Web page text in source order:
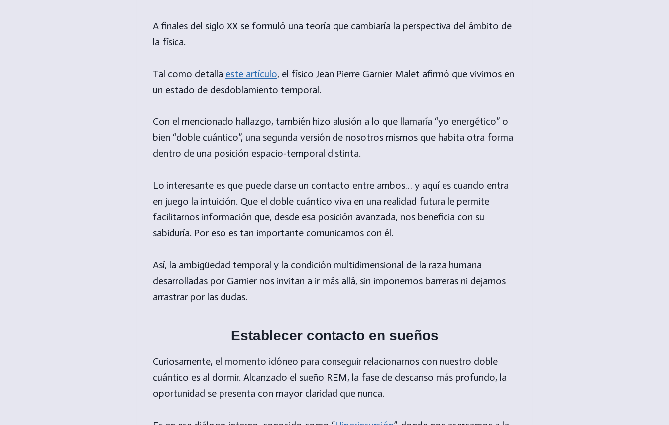
A finales del siglo XX se formuló una teoría que cambiaría la perspectiva del ámbito de
la física.
Tal como detalla este artículo, el físico Jean Pierre Garnier Malet afirmó que vivimos en
un estado de desdoblamiento temporal.
Con el mencionado hallazgo, también hizo alusión a lo que llamaría “yo energético” o
bien “doble cuántico”, una segunda versión de nosotros mismos que habita otra forma
dentro de una posición espacio-temporal distinta.
Lo interesante es que puede darse un contacto entre ambos… y aquí es cuando entra
en juego la intuición. Que el doble cuántico viva en una realidad futura le permite
facilitarnos información que, desde esa posición avanzada, nos beneficia con su
sabiduría. Por eso es tan importante comunicarnos con él.
Así, la ambigüedad temporal y la condición multidimensional de la raza humana
desarrolladas por Garnier nos invitan a ir más allá, sin imponernos barreras ni dejarnos
arrastrar por las dudas.
Establecer contacto en sueños
Curiosamente, el momento idóneo para conseguir relacionarnos con nuestro doble
cuántico es al dormir. Alcanzado el sueño REM, la fase de descanso más profundo, la
oportunidad se presenta con mayor claridad que nunca.